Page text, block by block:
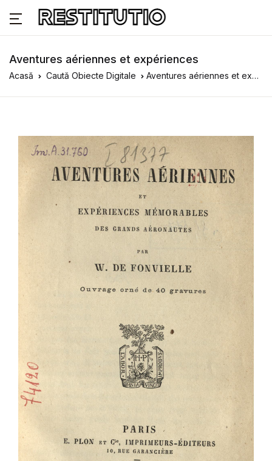
Aventures aériennes et expériences
Acasă Caută Obiecte Digitale Aventures aériennes et expériences